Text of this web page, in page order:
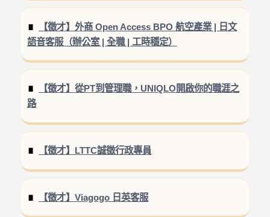
【徵才】外商 Open Access BPO 航空產業 | 日文
語音客服（辦公室 | 全職 | 工時穩定）
【徵才】從PT到管理職，UNIQLO開啟你的職涯之
路
【徵才】LTTC誠徵行政專員
【徵才】Viagogo 日英客服